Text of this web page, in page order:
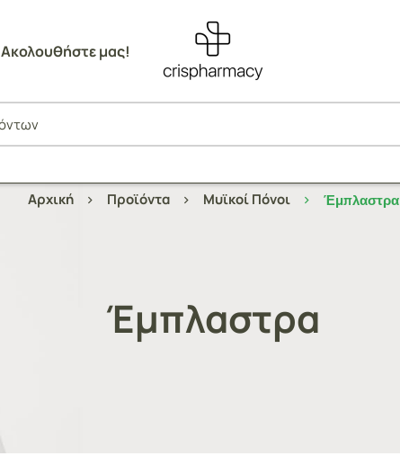
Ακολουθήστε μας!
Αρχική Προϊόντα Μυϊκοί Πόνοι Έμπλαστρα
Έμπλαστρα